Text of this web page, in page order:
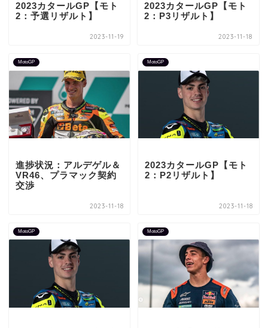
2023カタールGP【モト
2：予選リザルト】
2023-11-19
2023カタールGP【モト
2：P3リザルト】
2023-11-18
MotoGP
進捗状況：アルデゲル＆
VR46、プラマック契約
交渉
2023-11-18
MotoGP
2023カタールGP【モト
2：P2リザルト】
2023-11-18
MotoGP MotoGP